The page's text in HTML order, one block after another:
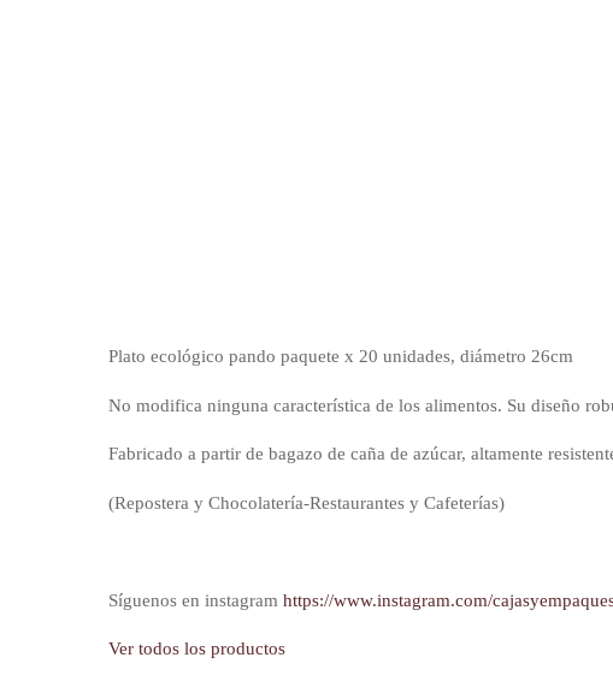
Plato ecológico pando paquete x 20 unidades, diámetro 26cm
No modifica ninguna característica de los alimentos. Su diseño
Fabricado a partir de bagazo de caña de azúcar, altamente
(Repostera y Chocolatería-Restaurantes y Cafeterías)
Síguenos en instagram https://www.instagram.com/
Ver todos los productos